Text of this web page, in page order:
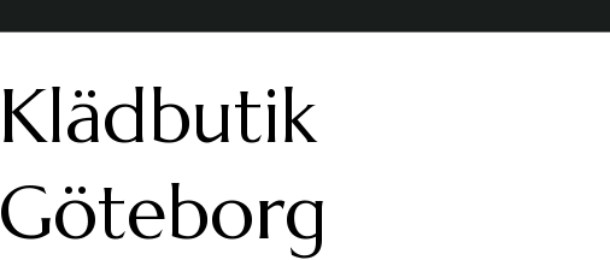
KVALITÉ & URVAL
AUF DEUTSCH
SISJÖN
Klädbutik
Göteborg